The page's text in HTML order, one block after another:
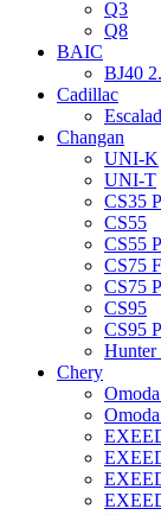
Q3
Q8
BAIC
BJ40
Cadillac
Changan
UNI-K
UNI-T
CS35
CS55
CS55
CS75
CS75
CS95
CS95
Hunter
Chery